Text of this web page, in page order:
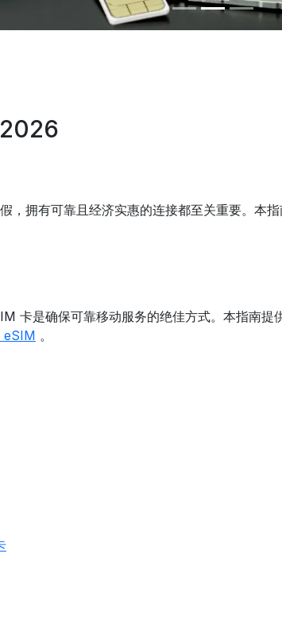
，拥有可靠且经济实惠的连接都至关重要。
卡是确保可靠移动服务的绝佳方式。本指南
eSIM 。